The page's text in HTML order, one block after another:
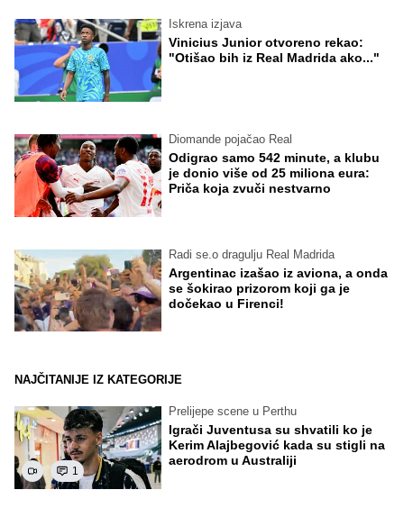
Iskrena izjava
Vinicius Junior otvoreno rekao:
"Otišao bih iz Real Madrida ako..."
Diomande pojačao Real
Odigrao samo 542 minute, a klubu
je donio više od 25 miliona eura:
Priča koja zvuči nestvarno
Radi se.o dragulju Real Madrida
Argentinac izašao iz aviona, a onda
se šokirao prizorom koji ga je
dočekao u Firenci!
NAJČITANIJE IZ KATEGORIJE
1
Prelijepe scene u Perthu
Igrači Juventusa su shvatili ko je
Kerim Alajbegović kada su stigli na
aerodrom u Australiji